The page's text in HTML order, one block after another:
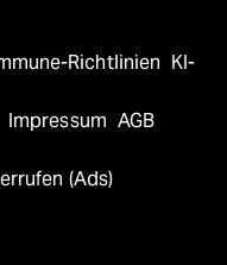
Richtlinien KI-
Impressum AGB
(Ads)